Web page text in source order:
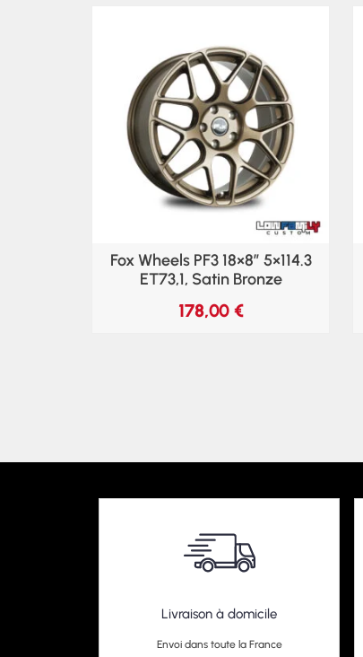
Fox Wheels PF3 18×8″ 5×114.3
ET73,1, Satin Bronze
178,00 €
Livraison à domicile
Envoi dans toute la France